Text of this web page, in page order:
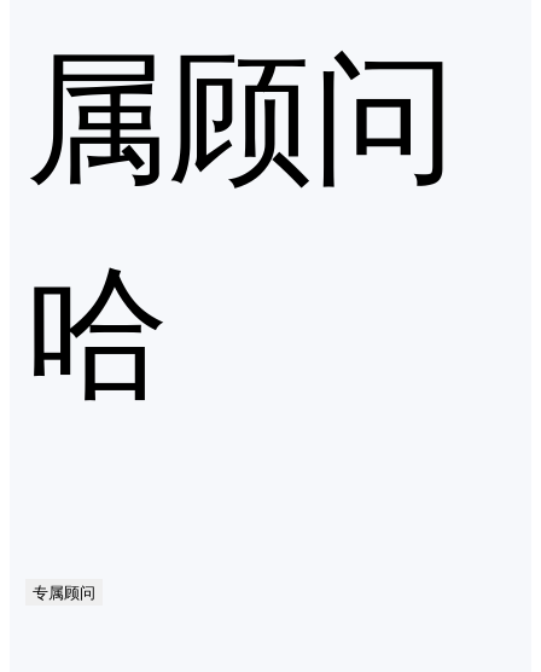
属顾问
哈
专属顾问